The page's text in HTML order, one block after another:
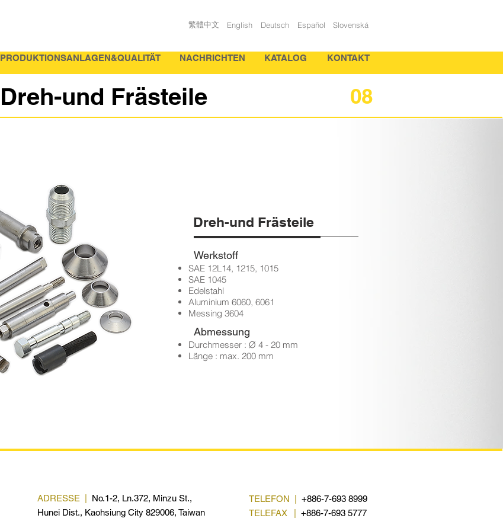
繁體中文 English Deutsch Español Slovenská
PRODUKTIONSANLAGEN&QUALITÄT NACHRICHTEN KATALOG KONTAKT
Dreh-und Frästeile 08
Dreh-und Frästeile
Werkstoff
SAE 12L14, 1215, 1015
SAE 1045
Edelstahl
Aluminium 6060, 6061
Messing 3604
Abmessung
Durchmesser : Ø 4 - 20 mm
Länge : max. 200 mm
ADRESSE | No.1-2, Ln.372, Minzu St.,
Hunei Dist., Kaohsiung City 829006, Taiwan
TELEFON | +886-7-693 8999
TELEFAX
+886-7-693 5777